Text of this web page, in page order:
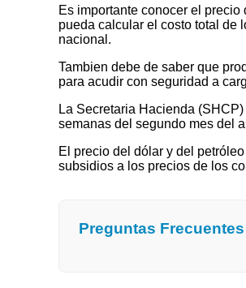
Es importante conocer el
pueda calcular el costo total de
nacional.
Tambien debe de saber que
para acudir con seguridad a
La Secretaria Hacienda
semanas del segundo mes del
El precio del dólar y del
subsidios a los precios de los
Preguntas